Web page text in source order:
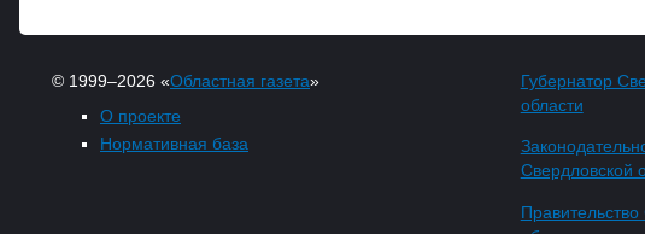
© 1999–2026 «Областная газета»
О проекте
Нормативная база
Губернатор
области
Свердловской